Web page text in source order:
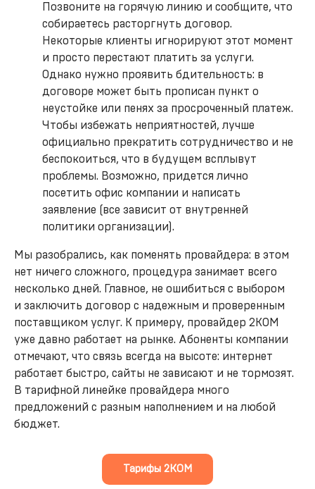
Позвоните на горячую линию и сообщите, что
собираетесь расторгнуть договор.
Некоторые клиенты игнорируют этот момент
и просто перестают платить за услуги.
Однако нужно проявить бдительность: в
договоре может быть прописан пункт о
неустойке или пенях за просроченный платеж.
Чтобы избежать неприятностей, лучше
официально прекратить сотрудничество и не
беспокоиться, что в будущем всплывут
проблемы. Возможно, придется лично
посетить офис компании и написать
заявление (все зависит от внутренней
политики организации).
Мы разобрались, как поменять провайдера: в этом
нет ничего сложного, процедура занимает всего
несколько дней. Главное, не ошибиться с выбором
и заключить договор с надежным и проверенным
поставщиком услуг. К примеру, провайдер 2КОМ
уже давно работает на рынке. Абоненты компании
отмечают, что связь всегда на высоте: интернет
работает быстро, сайты не зависают и не тормозят.
В тарифной линейке провайдера много
предложений с разным наполнением и на любой
бюджет.
Тарифы 2КОМ